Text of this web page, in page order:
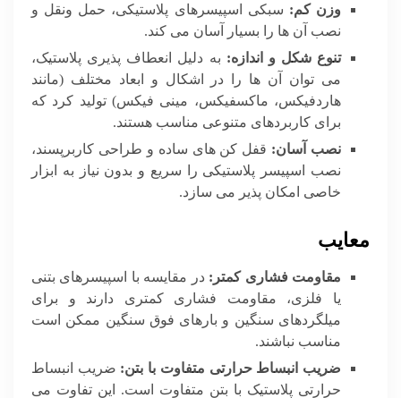
وزن کم: سبکی اسپیسرهای پلاستیکی، حمل ونقل و
نصب آن ها را بسیار آسان می کند.
تنوع شکل و اندازه: به دلیل انعطاف پذیری پلاستیک،
می توان آن ها را در اشکال و ابعاد مختلف (مانند
هاردفیکس، ماکسفیکس، مینی فیکس) تولید کرد که
برای کاربردهای متنوعی مناسب هستند.
نصب آسان: قفل کن های ساده و طراحی کاربرپسند،
نصب اسپیسر پلاستیکی را سریع و بدون نیاز به ابزار
خاصی امکان پذیر می سازد.
معایب
مقاومت فشاری کمتر:در مقایسه با اسپیسرهای بتنی
یا فلزی، مقاومت فشاری کمتری دارند و برای
میلگردهای سنگین و بارهای فوق سنگین ممکن است
مناسب نباشند.
ضریب انبساط حرارتی متفاوت با بتن: ضریب انبساط
حرارتی پلاستیک با بتن متفاوت است. این تفاوت می